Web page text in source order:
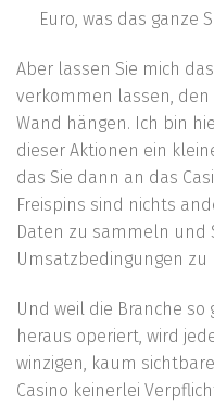
Euro, was das ganze
Aber lassen Sie mich
verkommen lassen,
Wand hängen. Ich bin
dieser Aktionen ein
das Sie dann an das
Freispins sind nichts
Daten zu sammeln und
Umsatzbedingungen zu
Und weil die Branche
heraus operiert, wird
winzigen, kaum
Casino keinerlei